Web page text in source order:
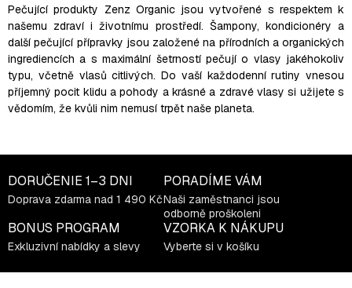
r
v
k
y
v
ý
u
n
i
e
Pečující produkty Zenz Organic jsou vytvořené s respektem k
našemu zdraví i životnímu prostředí. Šampony, kondicionéry a
další pečující přípravky jsou založené na přírodních a organických
ingrediencích a s maximální šetrností pečují o vlasy jakéhokoliv
typu, včetně vlasů citlivých. Do vaší každodenní rutiny vnesou
příjemný pocit klidu a pohody a krásné a zdravé vlasy si užijete s
vědomím, že kvůli nim nemusí trpět naše planeta.
DORUČENIE 1–3 DNI
Doprava zdarma nad 1 490 Kč
PORADÍME VÁM
Naši zaměstnanci jsou
odborně proškoleni
BONUS PROGRAM
Exkluzivní nabídky a slevy
VZORKA K NÁKUPU
Vyberte si v košíku